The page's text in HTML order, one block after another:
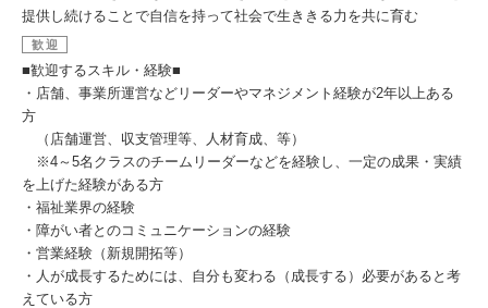
提供し続けることで自信を持って社会で生ききる力を共に育む
歓迎
■歓迎するスキル・経験■
・店舗、事業所運営などリーダーやマネジメント経験が2年以上ある
方
（店舗運営、収支管理等、人材育成、等）
※4～5名クラスのチームリーダーなどを経験し、一定の成果・実績
を上げた経験がある方
・福祉業界の経験
・障がい者とのコミュニケーションの経験
・営業経験（新規開拓等）
・人が成長するためには、自分も変わる（成長する）必要があると考
えている方